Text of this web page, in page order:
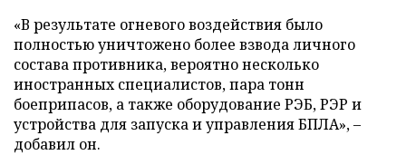
«В результате огневого воздействия было
полностью уничтожено более взвода личного
состава противника, вероятно несколько
иностранных специалистов, пара тонн
боеприпасов, а также оборудование РЭБ, РЭР и
устройства для запуска и управления БПЛА», –
добавил он.